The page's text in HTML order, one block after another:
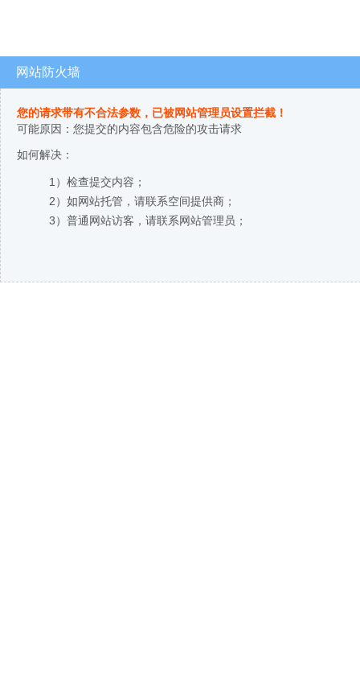
网站防火墙
您的请求带有不合法参数，已被网站管理员设置拦截！
可能原因：您提交的内容包含危险的攻击请求
如何解决：
1）检查提交内容；
2）如网站托管，请联系空间提供商；
3）普通网站访客，请联系网站管理员；